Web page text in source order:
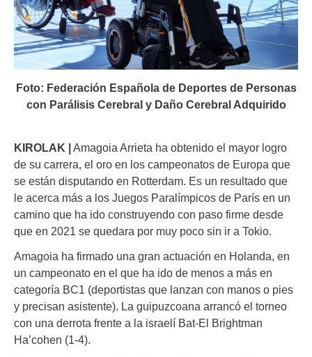
Foto: Federación Española de Deportes de Personas
con Parálisis Cerebral y Daño Cerebral Adquirido
KIROLAK | Amagoia Arrieta ha obtenido el mayor logro
de su carrera, el oro en los campeonatos de Europa que
se están disputando en Rotterdam. Es un resultado que
le acerca más a los Juegos Paralímpicos de París en un
camino que ha ido construyendo con paso firme desde
que en 2021 se quedara por muy poco sin ir a Tokio.
Amagoia ha firmado una gran actuación en Holanda, en
un campeonato en el que ha ido de menos a más en
categoría BC1 (deportistas que lanzan con manos o pies
y precisan asistente). La guipuzcoana arrancó el torneo
con una derrota frente a la israelí Bat-El Brightman
Ha’cohen (1-4).